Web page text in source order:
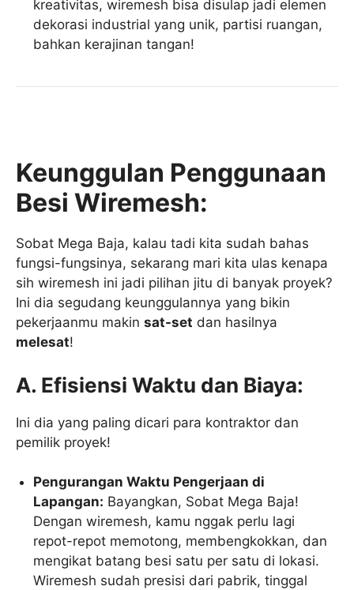
kreativitas, wiremesh bisa disulap jadi elemen
dekorasi industrial yang unik, partisi ruangan,
bahkan kerajinan tangan!
Keunggulan Penggunaan
Besi Wiremesh:
Sobat Mega Baja, kalau tadi kita sudah bahas
fungsi-fungsinya, sekarang mari kita ulas kenapa
sih wiremesh ini jadi pilihan jitu di banyak proyek?
Ini dia segudang keunggulannya yang bikin
pekerjaanmu makin sat-set dan hasilnya
melesat!
A. Efisiensi Waktu dan Biaya:
Ini dia yang paling dicari para kontraktor dan
pemilik proyek!
Pengurangan Waktu Pengerjaan di
Lapangan: Bayangkan, Sobat Mega Baja!
Dengan wiremesh, kamu nggak perlu lagi
repot-repot memotong, membengkokkan, dan
mengikat batang besi satu per satu di lokasi.
Wiremesh sudah presisi dari pabrik, tinggal